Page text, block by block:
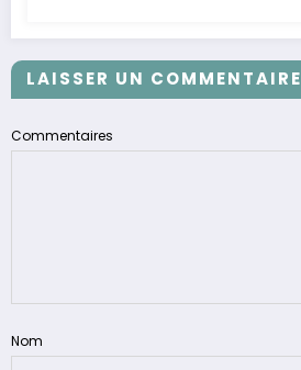
LAISSER UN COMMENTAIRE
Commentaires
Nom